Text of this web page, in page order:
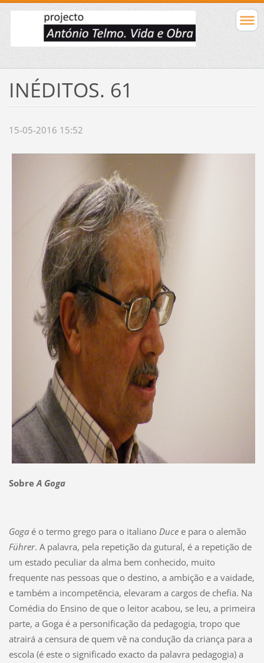
INÉDITOS. 61
15-05-2016 15:52
SobreA Goga
Gogaé o termo grego para o italiano Ducee para o alemão
Führer. A palavra, pela repetição da gutural, é a repetição de
um estado peculiar da alma bem conhecido, muito
frequente nas pessoas que o destino, a ambição e a vaidade,
e também a incompetência, elevaram a cargos de chefia. Na
Comédia do Ensino de que o leitor acabou, se leu, a primeira
parte, a Goga é a personificação da pedagogia, tropo que
atrairá a censura de quem vê na condução da criança para a
escola (é este o significado exacto da palavra pedagogia) a